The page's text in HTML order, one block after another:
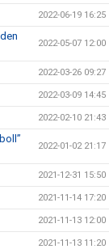
2022-06-19 16:25
2022-05-07 12:00
2022-03-26 09:27
2022-03-09 14:45
2022-02-10 21:43
2022-01-02 21:17
2021-12-31 15:50
2021-11-14 17:20
2021-11-13 12:00
2021-11-13 11:20